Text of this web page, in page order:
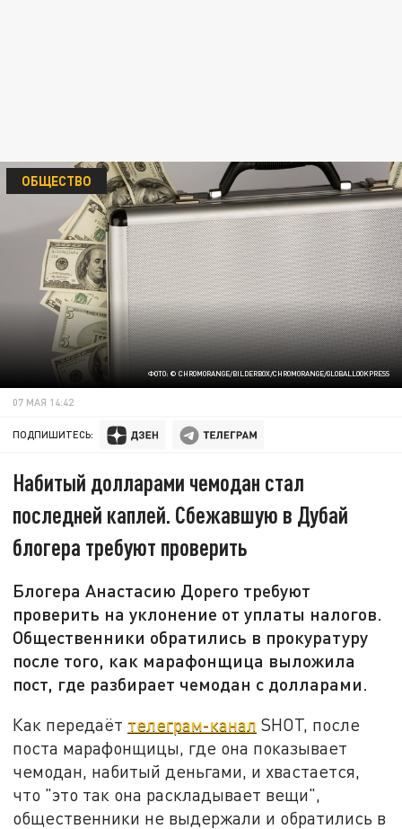
ФОТО: © CHROMORANGE/BILDERBOX/CHROMORANGE/GLOBALLOOKPRESS
ОБЩЕСТВО
07 МАЯ 14:42
ПОДПИШИТЕСЬ:
Набитый долларами чемодан стал
последней каплей. Сбежавшую в Дубай
блогера требуют проверить
Блогера Анастасию Дорего требуют
проверить на уклонение от уплаты налогов.
Общественники обратились в прокуратуру
после того, как марафонщица выложила
пост, где разбирает чемодан с долларами.
Как передаёт телеграм-канал SHOT, после
поста марафонщицы, где она показывает
чемодан, набитый деньгами, и хвастается,
что "это так она раскладывает вещи",
общественники не выдержали и обратились в